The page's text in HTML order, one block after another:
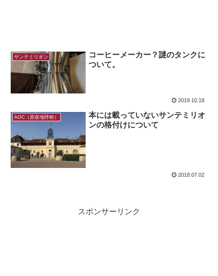
サンテミリオン
コーヒーメーカー？謎のタンクに
ついて。
2019.10.18
AOC（原産地呼称）
本には載っていないサンテミリオ
ンの格付けについて
2018.07.02
スポンサーリンク